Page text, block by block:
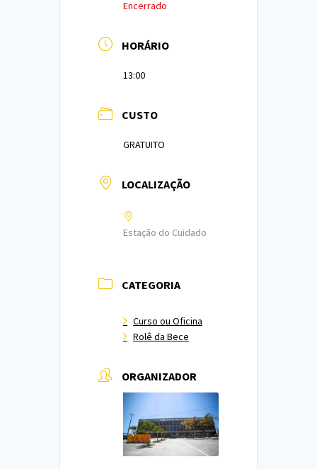
Encerrado
HORÁRIO
13:00
CUSTO
GRATUITO
LOCALIZAÇÃO
Estação do Cuidado
CATEGORIA
Curso ou Oficina
Rolê da Bece
ORGANIZADOR